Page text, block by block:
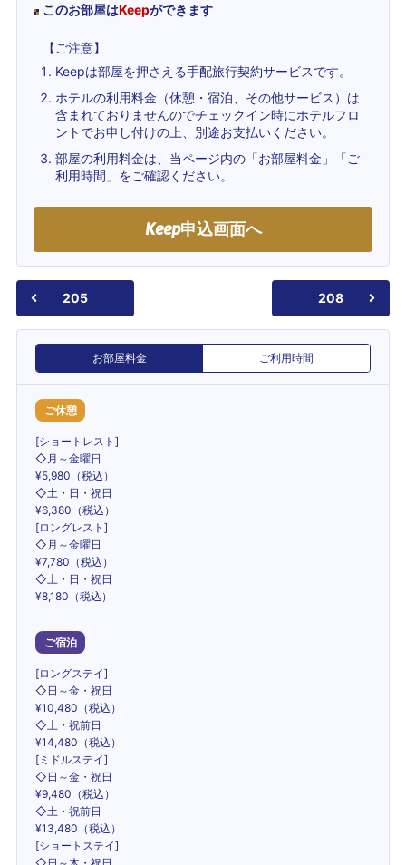
このお部屋はKeepができます
【ご注意】
Keepは部屋を押さえる手配旅行契約サービスです。
ホテルの利用料金（休憩・宿泊、その他サービス）は
含まれておりませんのでチェックイン時にホテルフロ
ントでお申し付けの上、別途お支払いください。
部屋の利用料金は、当ページ内の「お部屋料金」「ご
利用時間」をご確認ください。
Keep申込画面へ
205 208
お部屋料金 ご利用時間
ご休憩
[ショートレスト]
◇月～金曜日
¥5,980（税込）
◇土・日・祝日
¥6,380（税込）
[ロングレスト]
◇月～金曜日
¥7,780（税込）
◇土・日・祝日
¥8,180（税込）
ご宿泊
[ロングステイ]
◇日～金・祝日
¥10,480（税込）
◇土・祝前日
¥14,480（税込）
[ミドルステイ]
◇日～金・祝日
¥9,480（税込）
◇土・祝前日
¥13,480（税込）
[ショートステイ]